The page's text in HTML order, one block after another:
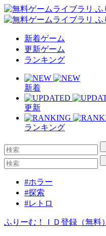
新着ゲーム
更新ゲーム
ランキング
新着
更新
ランキング
#ホラー
#探索
#レトロ
ふりーむ！ＩＤ登録（無料）